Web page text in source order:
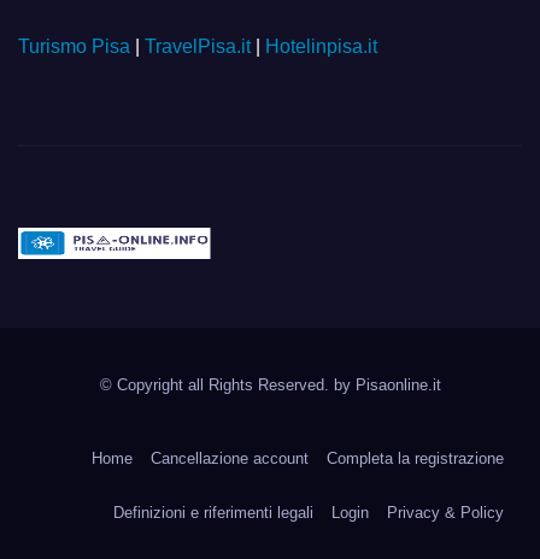
Turismo Pisa TravelPisa.it| Hotelinpisa.it
© Copyright all Rights Reserved. by Pisaonline.it
Home Cancellazione account Completa la registrazione
Definizioni e riferimenti legali Login Privacy & Policy